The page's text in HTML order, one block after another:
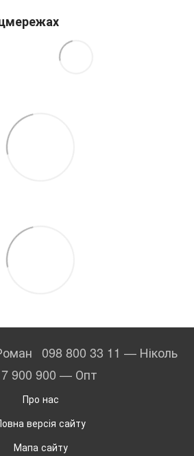
098 800 33 11 — Ніколь
900 900 — Опт
Про нас
версія сайту
Мапа сайту